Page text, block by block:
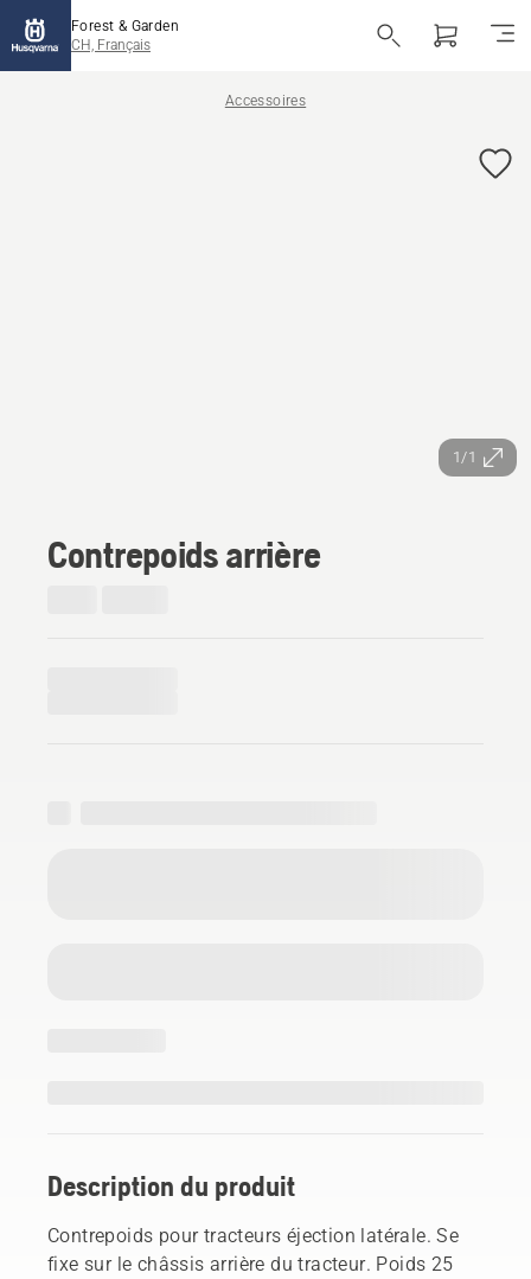
Forest & Garden
CH, Français
Accessoires
1/1
Contrepoids arrière
Description du produit
Contrepoids pour tracteurs éjection latérale. Se
fixe sur le châssis arrière du tracteur. Poids 25